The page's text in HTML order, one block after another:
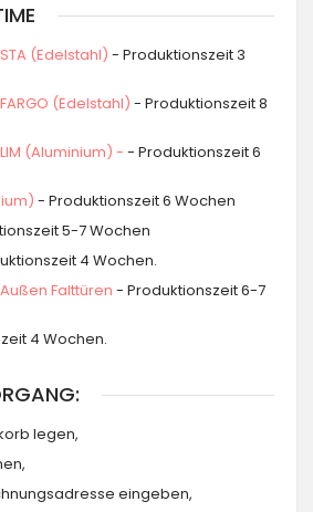
(Edelstahl) - Produktionszeit 3
(Edelstahl) - Produktionszeit 8
(Aluminium) - - Produktionszeit 6
- Produktionszeit 6 Wochen
5-7 Wochen
4 Wochen.
Falttüren - Produktionszeit 6-7
4 Wochen.
legen,
eingeben,